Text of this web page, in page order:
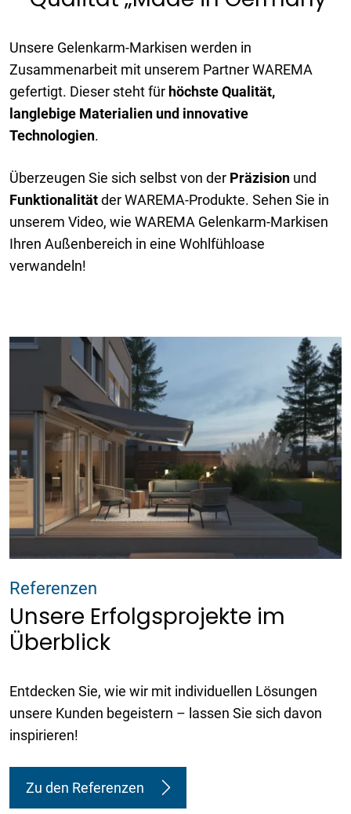
Unsere Gelenkarm-Markisen werden in
Zusammenarbeit mit unserem Partner WAREMA
gefertigt. Dieser steht für höchste Qualität,
langlebige Materialien und innovative
Technologien.
Überzeugen Sie sich selbst von der Präzision und
Funktionalitätder WAREMA-Produkte. Sehen Sie in
unserem Video, wie WAREMA Gelenkarm-Markisen
Ihren Außenbereich in eine Wohlfühloase
verwandeln!
Referenzen
Unsere Erfolgsprojekte im
Überblick
Entdecken Sie, wie wir mit individuellen Lösungen
unsere Kunden begeistern – lassen Sie sich davon
inspirieren!
Zu den Referenzen